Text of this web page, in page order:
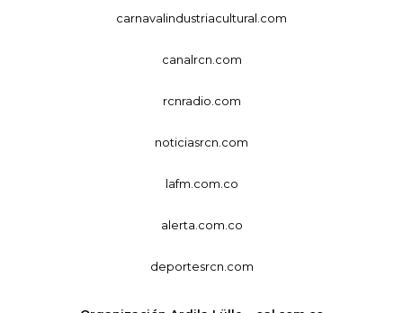
carnavalindustriacultural.com
canalrcn.com
rcnradio.com
noticiasrcn.com
lafm.com.co
alerta.com.co
deportesrcn.com